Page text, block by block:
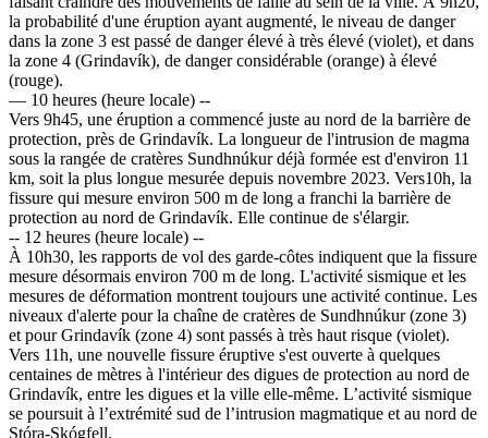
la probabilité d'une éruption ayant augmenté, le niveau de danger
dans la zone 3 est passé de danger élevé à très élevé (violet), et dans
la zone 4 (Grindavík), de danger considérable (orange) à élevé
(rouge).
— 10 heures (heure locale) --
Vers 9h45, une éruption a commencé juste au nord de la barrière de
protection, près de Grindavík. La longueur de l'intrusion de magma
sous la rangée de cratères Sundhnúkur déjà formée est d'environ 11
km, soit la plus longue mesurée depuis novembre 2023. Vers10h, la
fissure qui mesure environ 500 m de long a franchi la barrière de
protection au nord de Grindavík. Elle continue de s'élargir.
-- 12 heures (heure locale) --
À 10h30, les rapports de vol des garde-côtes indiquent que la fissure
mesure désormais environ 700 m de long. L'activité sismique et les
mesures de déformation montrent toujours une activité continue. Les
niveaux d'alerte pour la chaîne de cratères de Sundhnúkur (zone 3)
et pour Grindavík (zone 4) sont passés à très haut risque (violet).
Vers 11h, une nouvelle fissure éruptive s'est ouverte à quelques
centaines de mètres à l'intérieur des digues de protection au nord de
Grindavík, entre les digues et la ville elle-même. L’activité sismique
se poursuit à l’extrémité sud de l’intrusion magmatique et au nord de
Stóra-Skógfell.